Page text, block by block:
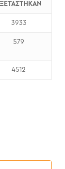
3933
579
4512